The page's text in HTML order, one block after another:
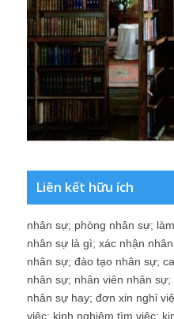
Liên kết hữu ích
nhân sự; phòng nhân sự;
nhân sự là gì; xác nhận
nhân sự; đào tạo nhân sự;
nhân sự; nhân viên nhân sự;
nhân sự hay; đơn xin nghỉ
việc; kinh nghiệm tìm việc;